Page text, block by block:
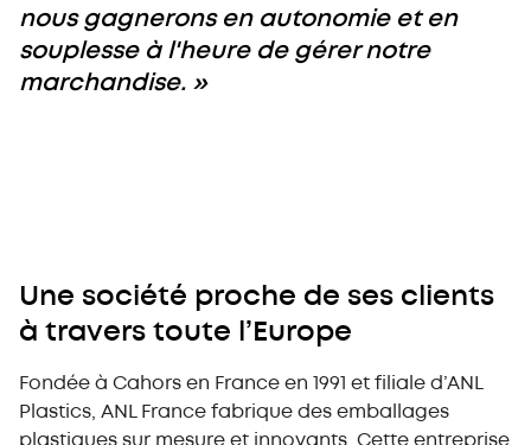
nous gagnerons en autonomie et en
souplesse à l'heure de gérer notre
marchandise. »
Une société proche de ses clients
à travers toute l’Europe
Fondée à Cahors en France en 1991 et filiale d’ANL
Plastics, ANL France fabrique des emballages
plastiques sur mesure et innovants. Cette entreprise